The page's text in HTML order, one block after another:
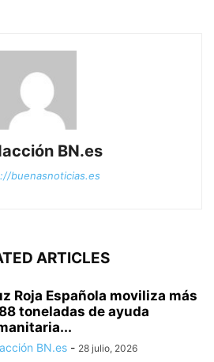
BN.es
buenasnoticias.es
ARTICLES
Roja Española moviliza más
toneladas de ayuda
BN.es - 28 julio, 2026